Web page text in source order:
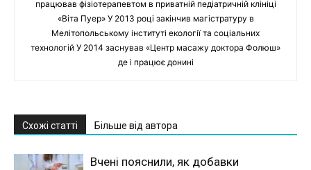
працював фізіотерапевтом в приватній педіатричній клініці
«Віта Пуер» У 2013 році закінчив магістратуру в
Мелітопольському інституті екології та соціальних
технологій У 2014 заснував «Центр масажу доктора Фолюш»
де і працює донині
Схожі статті Більше від автора
Вчені пояснили, як добавки